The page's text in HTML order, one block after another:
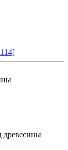
древесины